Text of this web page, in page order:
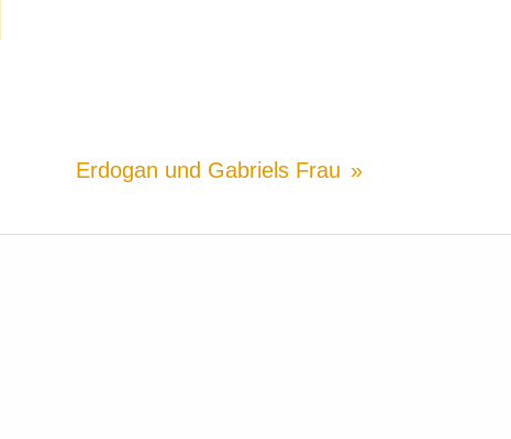
Erdogan und Gabriels Frau